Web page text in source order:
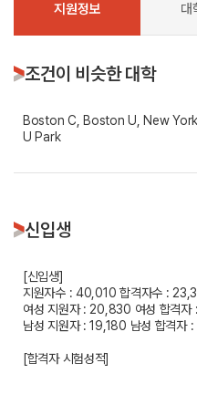
지원정보 대
조건이 비슷한 대학
Boston C, Boston U, New
U Park
신입생
[신입생]
지원자수 : 40,010 합격자수 :
여성 지원자 : 20,830 여성 합격
남성 지원자 : 19,180 남성 합격자
[합격자 시험성적]